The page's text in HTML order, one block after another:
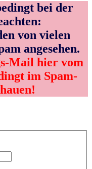
bei der
von vielen
angesehen.
Mail hier vom
im Spam-